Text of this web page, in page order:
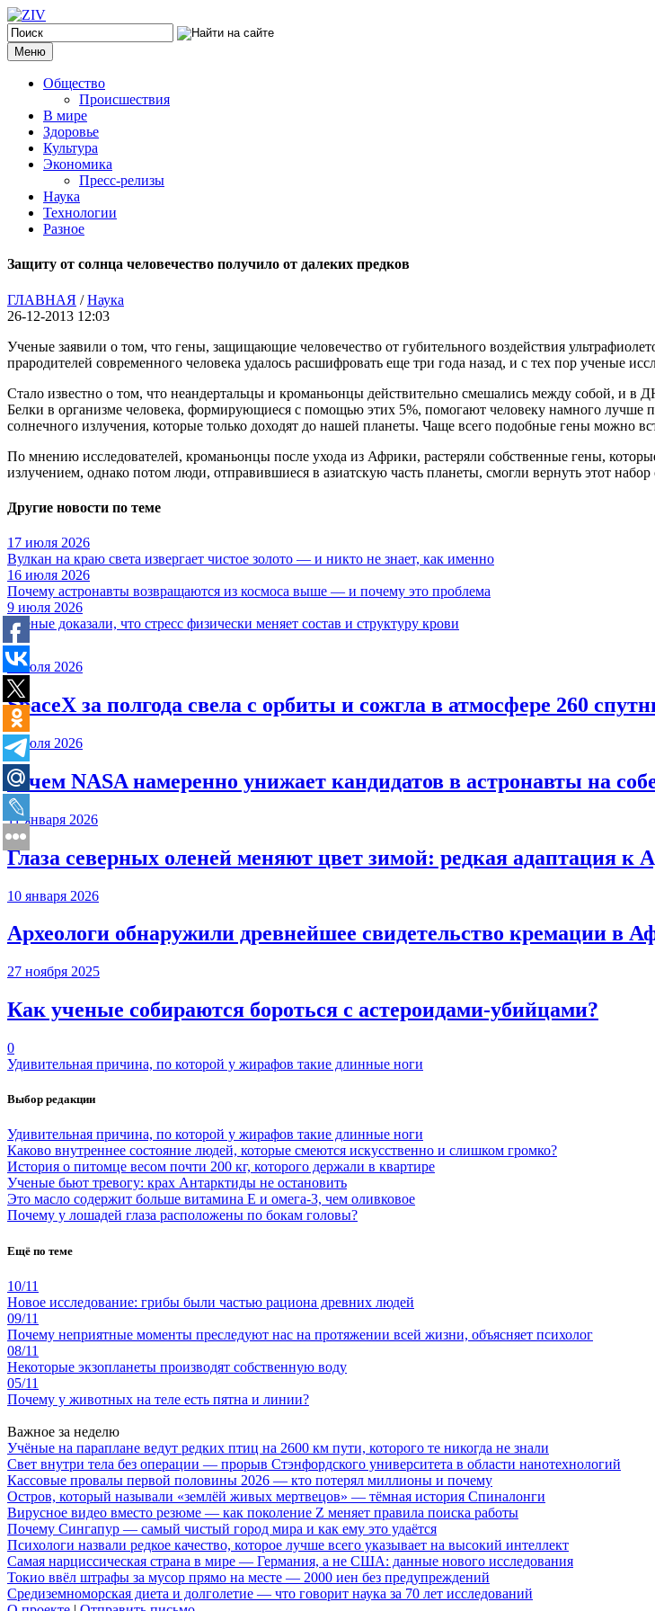
Меню
Общество
Происшествия
В мире
Здоровье
Культура
Экономика
Пресс-релизы
Наука
Технологии
Разное
Защиту от солнца человечество получило от далеких предков
ГЛАВНАЯ /Наука
26-12-2013 12:03
Ученые заявили о том, что гены, защищающие человечество от губительного воздействия
прародителей современного человека удалось расшифровать еще три года назад, и с тех пор ученые
Стало известно о том, что неандертальцы и кроманьонцы действительно смешались между собой, и в
Белки в организме человека, формирующиеся с помощью этих 5%, помогают человеку намного лучше
солнечного излучения, которые только доходят до нашей планеты. Чаще всего подобные гены можно
По мнению исследователей, кроманьонцы после ухода из Африки, растеряли собственные гены,
излучением, однако потом люди, отправившиеся в азиатскую часть планеты, смогли вернуть этот
Другие новости по теме
17 июля 2026
Вулкан на краю света извергает чистое золото — и никто не знает, как именно
16 июля 2026
Почему астронавты возвращаются из космоса выше — и почему это проблема
9 июля 2026
Учёные доказали, что стресс физически меняет состав и структуру крови
9 июля 2026
SpaceX за полгода свела с орбиты и сожгла в атмосфере 260
9 июля 2026
Зачем NASA намеренно унижает кандидатов в астронавты на
11 января 2026
Глаза северных оленей меняют цвет зимой: редкая адаптация к
10 января 2026
Археологи обнаружили древнейшее свидетельство кремации в
27 ноября 2025
Как ученые собираются бороться с астероидами-убийцами?
0
Удивительная причина, по которой у жирафов такие длинные ноги
Выбор редакции
Удивительная причина, по которой у жирафов такие длинные ноги
Каково внутреннее состояние людей, которые смеются искусственно и слишком громко?
История о питомце весом почти 200 кг, которого держали в квартире
Ученые бьют тревогу: крах Антарктиды не остановить
Это масло содержит больше витамина Е и омега-3, чем оливковое
Почему у лошадей глаза расположены по бокам головы?
Ещё по теме
10/11
Новое исследование: грибы были частью рациона древних людей
09/11
Почему неприятные моменты преследуют нас на протяжении всей жизни, объясняет психолог
08/11
Некоторые экзопланеты производят собственную воду
05/11
Почему у животных на теле есть пятна и линии?
Важное за неделю
Учёные на параплане ведут редких птиц на 2600 км пути, которого те никогда не знали
Свет внутри тела без операции — прорыв Стэнфордского университета в области нанотехнологий
Кассовые провалы первой половины 2026 — кто потерял миллионы и почему
Остров, который называли «землёй живых мертвецов» — тёмная история Спиналонги
Вирусное видео вместо резюме — как поколение Z меняет правила поиска работы
Почему Сингапур — самый чистый город мира и как ему это удаётся
Психологи назвали редкое качество, которое лучше всего указывает на высокий интеллект
Самая нарциссическая страна в мире — Германия, а не США: данные нового исследования
Токио ввёл штрафы за мусор прямо на месте — 2000 иен без предупреждений
Средиземноморская диета и долголетие — что говорит наука за 70 лет исследований